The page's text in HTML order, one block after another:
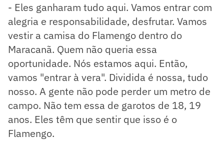
- Eles ganharam tudo aqui. Vamos entrar com
alegria e responsabilidade, desfrutar. Vamos
vestir a camisa do Flamengo dentro do
Maracanã. Quem não queria essa
oportunidade. Nós estamos aqui. Então,
vamos "entrar à vera". Dividida é nossa, tudo
nosso. A gente não pode perder um metro de
campo. Não tem essa de garotos de 18, 19
anos. Eles têm que sentir que isso é o
Flamengo.